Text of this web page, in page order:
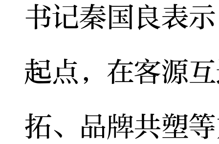
书记秦国良表
起点，在客源
拓、品牌共塑